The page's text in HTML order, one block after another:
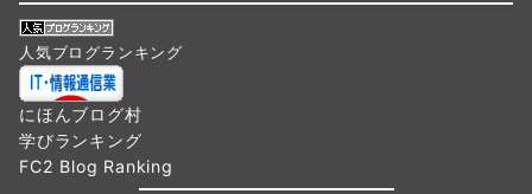
人気ブログランキング
にほんブログ村
学びランキング
FC2 Blog Ranking